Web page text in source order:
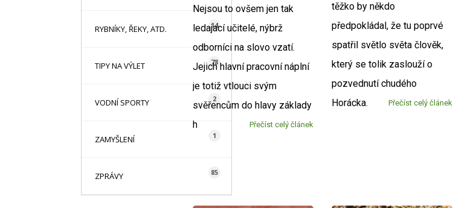
RYBNÍKY, ŘEKY, ATD. 14
TIPY NA VÝLET 78
VODNÍ SPORTY 2
ZAMYŠLENÍ 1
ZPRÁVY 85
Nejsou to ovšem jen tak
ledajací učitelé, nýbrž
odborníci na slovo vzatí.
Jejich hlavní pracovní náplní
je totiž vtlouci svým
svěřencům do hlavy základy
h
Přečíst celý článek
těžko by někdo
předpokládal, že tu poprvé
spatřil světlo světa člověk,
který se tolik zaslouží o
pozvednutí chudého
Horácka.
Přečíst celý článek